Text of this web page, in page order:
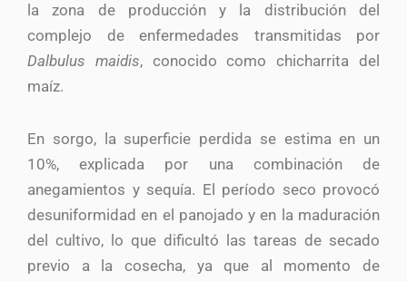
la zona de producción y la distribución del
complejo de enfermedades transmitidas por
Dalbulus maidis, conocido como chicharrita del
maíz.
En sorgo, la superficie perdida se estima en un
10%, explicada por una combinación de
anegamientos y sequía. El período seco provocó
desuniformidad en el panojado y en la maduración
del cultivo, lo que dificultó las tareas de secado
previo a la cosecha, ya que al momento de